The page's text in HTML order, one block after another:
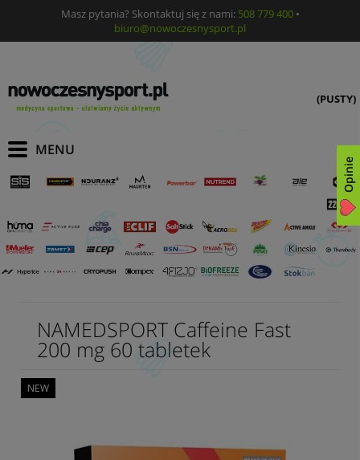
Masz pytania? Skontaktuj się z nami: 508 779 400•
biuro@nowoczesnysport.pl
(PUSTY)
NAMEDSPORT Caffeine Fast
200 mg 60 tabletek
NEW
Opinie